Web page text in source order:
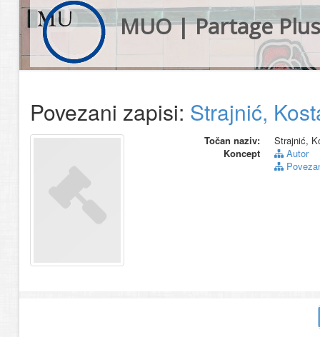
MUO | Partage Plus
Povezani zapisi: Strajnić,
Točan naziv:
Strajnić,
Koncept
Autor